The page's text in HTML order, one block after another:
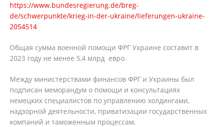
https://www.bundesregierung.de/breg-
de/schwerpunkte/krieg-in-der-ukraine/lieferungen-ukraine-
2054514
Общая сумма военной помощи ФРГ Украине составит в
2023 году не менее 5,4 млрд евро.
Между министерствами финансов ФРГ и Украины был
подписан меморандум о помощи и консультациях
немецких специалистов по управлению холдингами,
надзорной деятельности, приватизации государственных
компаний и таможенным процессам.